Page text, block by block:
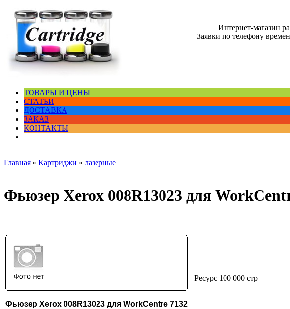
Интернет-магазин
Заявки по телефону
ТОВАРЫ И ЦЕНЫ
СТАТЬИ
ДОСТАВКА
ЗАКАЗ
КОНТАКТЫ
Главная » Картриджи » лазерные
Фьюзер Xerox 008R13023 для
Фьюзер Xerox 008R13023 для WorkCentre 7132
Ресурс 100 000 стр